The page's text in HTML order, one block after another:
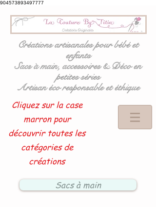
904573893497777
Créations artisanales pour bébé et
enfants
Sacs à main, accessoires & Déco en
petites séries
Artisan éco responsable et éthique
Cliquez sur la case
marron pour
découvrir toutes les
catégories de
créations
Sacs à main